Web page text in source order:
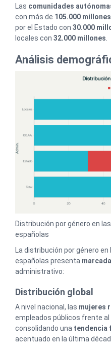
Las comunidades
con más de 105.000
por el Estado con 30.000
locales con 32.000 millones
Análisis
Distribución por género en
españolas
La distribución por género
españolas presenta
administrativo:
Distribución global
A nivel nacional, las mujeres
empleados públicos frente al
consolidando una tendencia
acentuado en la última